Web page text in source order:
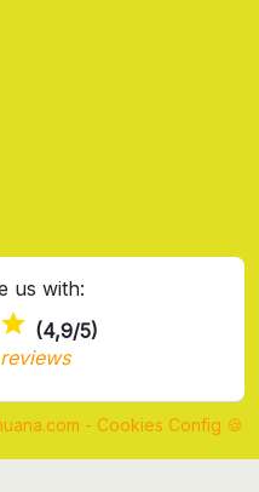
us with:
(4,9/5)
- Cookies Config 🍪